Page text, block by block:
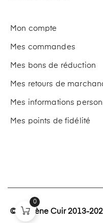
Mon compte
Mes commandes
Mes bons de réduction
Mes retours de
Mes informations
Mes points de fidélité
© Paulène Cuir 2013-
0